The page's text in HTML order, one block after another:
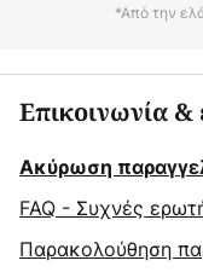
*Από την
Επικοινωνία
Ακύρωση
FAQ - Συχνές
Παρακολούθηση